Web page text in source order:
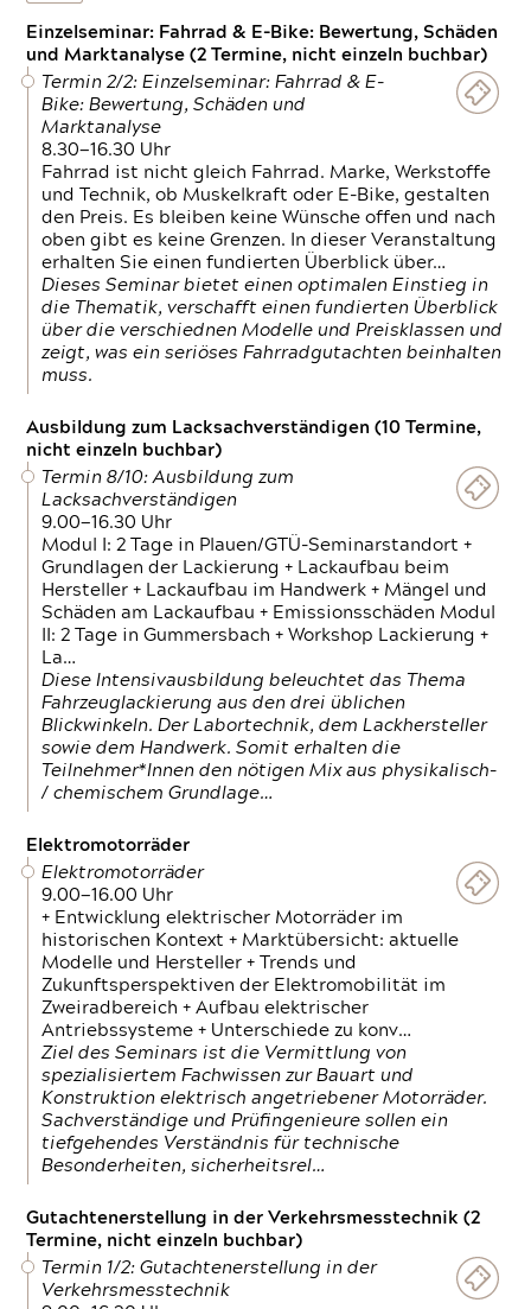
Einzelseminar: Fahrrad & E-Bike: Bewertung, Schäden
und Marktanalyse (2 Termine, nicht einzeln buchbar)
Termin 2/2: Einzelseminar: Fahrrad & E-
Bike: Bewertung, Schäden und
Marktanalyse
8.30—16.30 Uhr
Fahrrad ist nicht gleich Fahrrad. Marke, Werkstoffe
und Technik, ob Muskelkraft oder E-Bike, gestalten
den Preis. Es bleiben keine Wünsche offen und nach
oben gibt es keine Grenzen. In dieser Veranstaltung
erhalten Sie einen fundierten Überblick über…
Dieses Seminar bietet einen optimalen Einstieg in
die Thematik, verschafft einen fundierten Überblick
über die verschiednen Modelle und Preisklassen und
zeigt, was ein seriöses Fahrradgutachten beinhalten
muss.
Ausbildung zum Lacksachverständigen (10 Termine,
nicht einzeln buchbar)
Termin 8/10: Ausbildung zum
Lacksachverständigen
9.00—16.30 Uhr
Modul I: 2 Tage in Plauen/GTÜ-Seminarstandort +
Grundlagen der Lackierung + Lackaufbau beim
Hersteller + Lackaufbau im Handwerk + Mängel und
Schäden am Lackaufbau + Emissionsschäden Modul
II: 2 Tage in Gummersbach + Workshop Lackierung +
La…
Diese Intensivausbildung beleuchtet das Thema
Fahrzeuglackierung aus den drei üblichen
Blickwinkeln. Der Labortechnik, dem Lackhersteller
sowie dem Handwerk. Somit erhalten die
Teilnehmer*Innen den nötigen Mix aus physikalisch-
/ chemischem Grundlage…
Elektromotorräder
Elektromotorräder
9.00—16.00 Uhr
+ Entwicklung elektrischer Motorräder im
historischen Kontext + Marktübersicht: aktuelle
Modelle und Hersteller + Trends und
Zukunftsperspektiven der Elektromobilität im
Zweiradbereich + Aufbau elektrischer
Antriebssysteme + Unterschiede zu konv…
Ziel des Seminars ist die Vermittlung von
spezialisiertem Fachwissen zur Bauart und
Konstruktion elektrisch angetriebener Motorräder.
Sachverständige und Prüfingenieure sollen ein
tiefgehendes Verständnis für technische
Besonderheiten, sicherheitsrel…
Gutachtenerstellung in der Verkehrsmesstechnik (2
Termine, nicht einzeln buchbar)
Termin 1/2: Gutachtenerstellung in der
Verkehrsmesstechnik